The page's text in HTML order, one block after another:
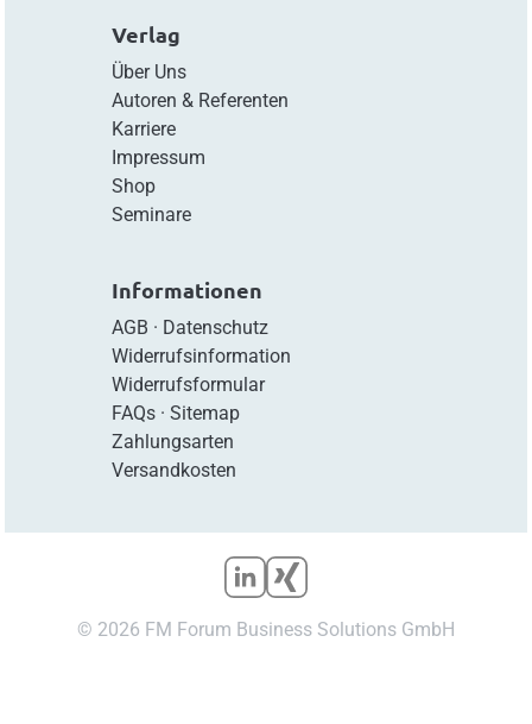
Verlag
Über Uns
Autoren & Referenten
Karriere
Impressum
Shop
Seminare
Informationen
AGB · Datenschutz
Widerrufsinformation
Widerrufsformular
FAQs· Sitemap
Zahlungsarten
Versandkosten
© 2026 FM Forum Business Solutions GmbH